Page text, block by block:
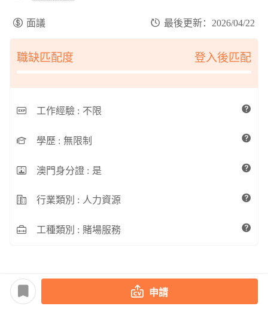
面議 最後更新：2026/04/22
職缺匹配度 登入後匹配
工作經驗 : 不限
學歷 : 無限制
澳門身分證 : 是
行業類別 : 人力資源
工種類別 : 賭場服務
申請